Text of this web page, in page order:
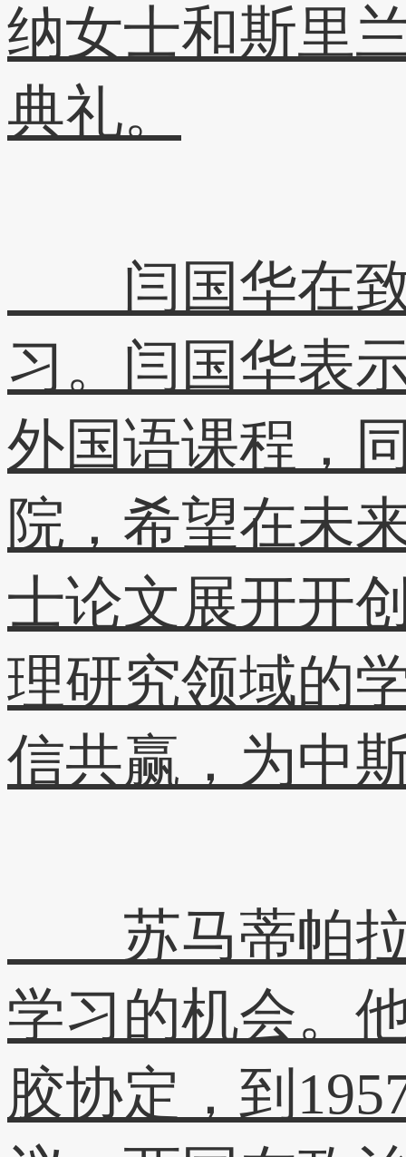
纳女士和斯里
典礼。
闫国华在致
习。闫国华表
外国语课程，
院，希望在未
士论文展开开
理研究领域的
信共赢，为中
苏马蒂帕拉
学习的机会。
胶协定，到